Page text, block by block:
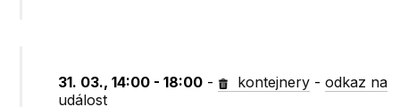
31. 03., 14:00 - 18:00 - kontejnery -odkaz na
událost